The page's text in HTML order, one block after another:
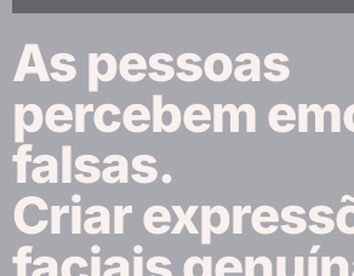
As pessoas
percebem
falsas.
Criar